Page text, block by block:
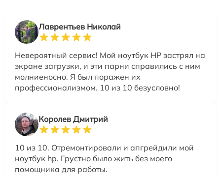
Лаврентьев Николай
Невероятный сервис! Мой ноутбук HP застрял на
экране загрузки, и эти парни справились с ним
молниеносно. Я был поражен их
профессионализмом. 10 из 10 безусловно!
Королев Дмитрий
10 из 10. Отремонтировали и апгрейдили мой
ноутбук hp. Грустно было жить без моего
помощника для работы.